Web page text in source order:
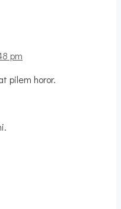
pm
pilem horor.